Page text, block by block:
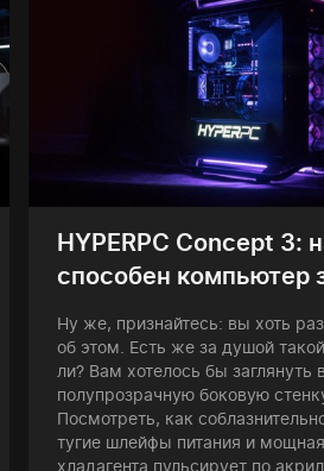
HYPERPC Concept 3:
способен компьютер
Ну же, признайтесь: вы хоть
об этом. Есть же за душой
ли? Вам хотелось бы заглянуть в
полупрозрачную боковую
Посмотреть, как
тугие шлейфы питания и
хладагента пульсирует по